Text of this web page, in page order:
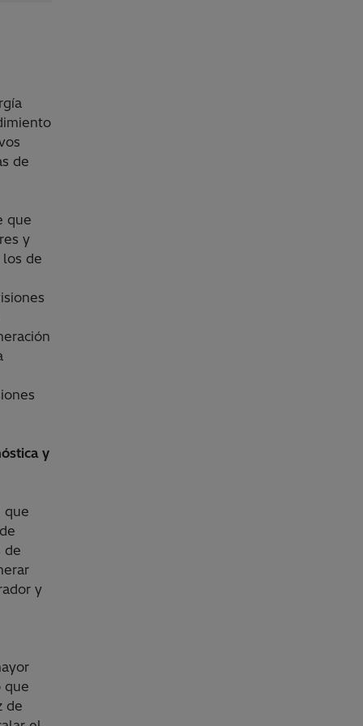
de
que
y
de
y
que
de
y
que
de